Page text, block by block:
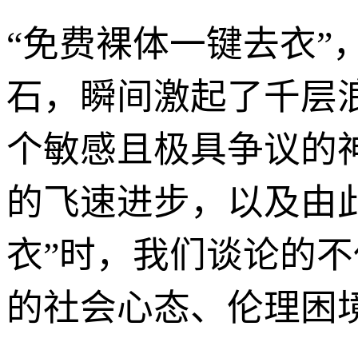
“免费裸体一键去衣”
石，瞬间激起了千层
个敏感且极具争议
的飞速进步，以及由
衣”时，我们谈论的
的社会心态、伦理困